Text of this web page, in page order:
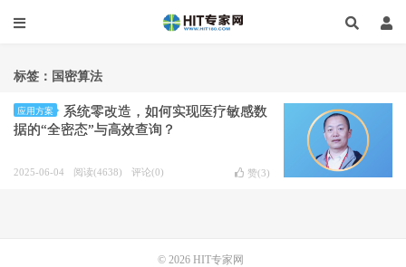
标签：国密算法
应用方案
系统零改造，如何实现医疗敏感数
据的“全密态”与高效查询？
2025-06-04 阅读(4638) 评论(0) 赞(3)
© 2026 HIT专家网